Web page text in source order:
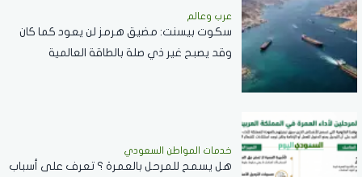
عرب وعالم
سكوت بيسنت: مضيق هرمز لن يعود كما كان
وقد يصبح غير ذي صلة بالطاقة العالمية
خدمات المواطن السعودي
هل يسمح للمرحل بالعمرة ؟ تعرف على أسباب